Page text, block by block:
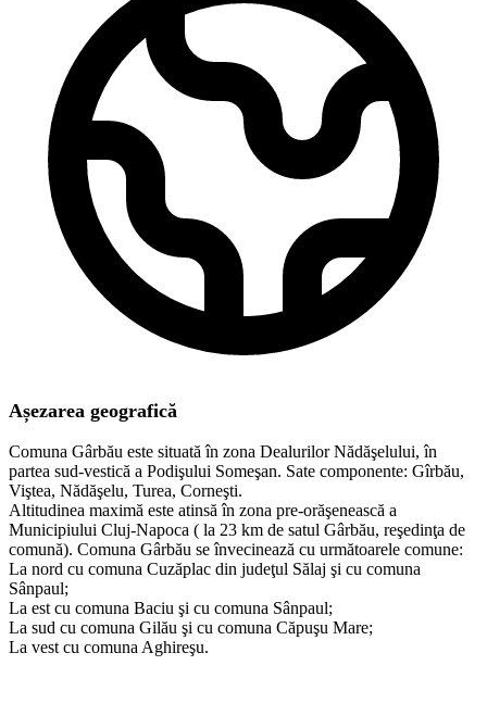
Așezarea geografică
Comuna Gârbău este situată în zona Dealurilor Nădăşelului, în
partea sud-vestică a Podişului Someşan. Sate componente: Gîrbău,
Viştea, Nădăşelu, Turea, Corneşti.
Altitudinea maximă este atinsă în zona pre-orăşenească a
Municipiului Cluj-Napoca ( la 23 km de satul Gârbău, reşedinţa de
comună). Comuna Gârbău se învecinează cu următoarele comune:
La nord cu comuna Cuzăplac din judeţul Sălaj şi cu comuna
Sânpaul;
La est cu comuna Baciu şi cu comuna Sânpaul;
La sud cu comuna Gilău şi cu comuna Căpuşu Mare;
La vest cu comuna Aghireşu.